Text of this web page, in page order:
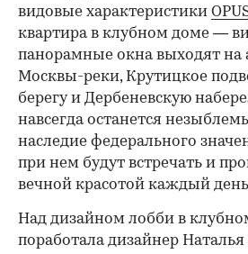
видовые характеристики
квартира в клубном доме —
панорамные окна выходят на
Москвы-реки, Крутицкое
берегу и Дербеневскую
навсегда останется
наследие федерального
при нем будут встречать и
вечной красотой каждый
Над дизайном лобби в
поработала дизайнер Наталья